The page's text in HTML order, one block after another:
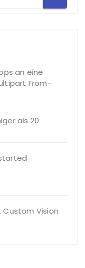
an eine
From-
als 20
Vision